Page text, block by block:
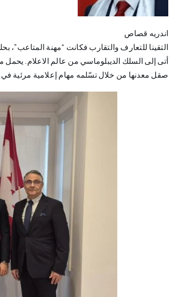
اندريه قصاص
التقينا للتعارف والتقارب فكانت “مهنة المتاعب”،
أتى إلى السلك الديبلوماسي من عالم الاعلام.
صقل معدنها من خلال تسّلمه مهام إعلامية مرئية